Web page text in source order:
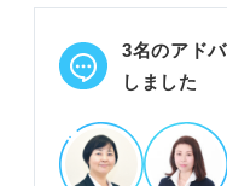
病院の理念と自
POINT：チーム
3名のアド
しました